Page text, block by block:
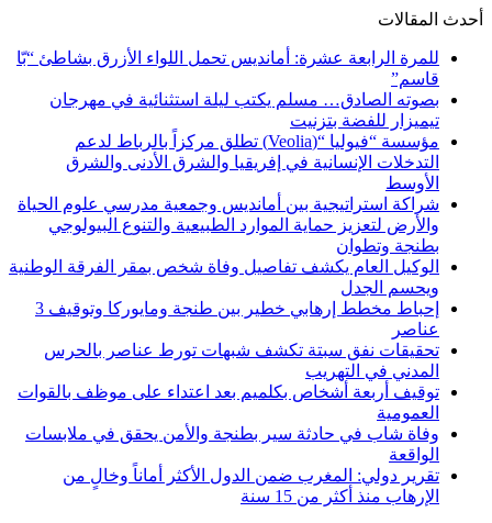
أحدث المقالات
للمرة الرابعة عشرة: أمانديس تحمل اللواء الأزرق بشاطئ “بّا
قاسم”
بصوته الصادق… مسلم يكتب ليلة استثنائية في مهرجان
تيميزار للفضة بتزنيت
مؤسسة “فيوليا “(Veolia) تطلق مركزاً بالرباط لدعم
التدخلات الإنسانية في إفريقيا والشرق الأدنى والشرق
الأوسط
شراكة استراتيجية بين أمانديس وجمعية مدرسي علوم الحياة
والأرض لتعزيز حماية الموارد الطبيعية والتنوع البيولوجي
بطنجة وتطوان
الوكيل العام يكشف تفاصيل وفاة شخص بمقر الفرقة الوطنية
ويحسم الجدل
إحباط مخطط إرهابي خطير بين طنجة ومايوركا وتوقيف 3
عناصر
تحقيقات نفق سبتة تكشف شبهات تورط عناصر بالحرس
المدني في التهريب
توقيف أربعة أشخاص بكلميم بعد اعتداء على موظف بالقوات
العمومية
وفاة شاب في حادثة سير بطنجة والأمن يحقق في ملابسات
الواقعة
تقرير دولي: المغرب ضمن الدول الأكثر أماناً وخالٍ من
الإرهاب منذ أكثر من 15 سنة